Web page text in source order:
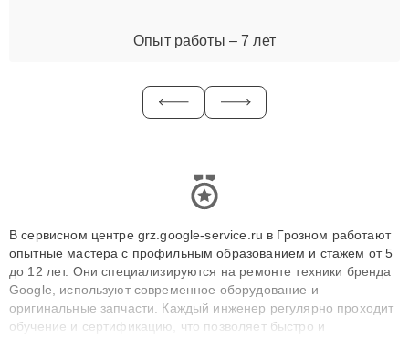
Опыт работы – 7 лет
В сервисном центре grz.google-service.ru в Грозном работают
опытные мастера с профильным образованием и стажем от 5
до 12 лет. Они специализируются на ремонте техники бренда
Google, используют современное оборудование и
оригинальные запчасти. Каждый инженер регулярно проходит
обучение и сертификацию, что позволяет быстро и